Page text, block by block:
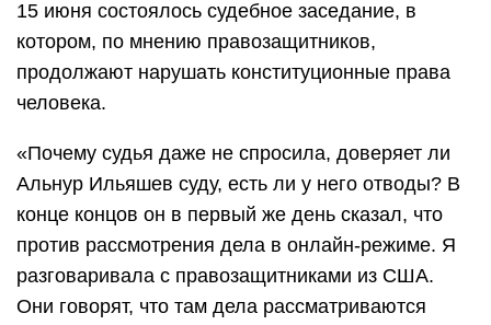
15 июня состоялось судебное заседание, в
котором, по мнению правозащитников,
продолжают нарушать конституционные права
человека.
«Почему судья даже не спросила, доверяет ли
Альнур Ильяшев суду, есть ли у него отводы? В
конце концов он в первый же день сказал, что
против рассмотрения дела в онлайн-режиме. Я
разговаривала с правозащитниками из США.
Они говорят, что там дела рассматриваются